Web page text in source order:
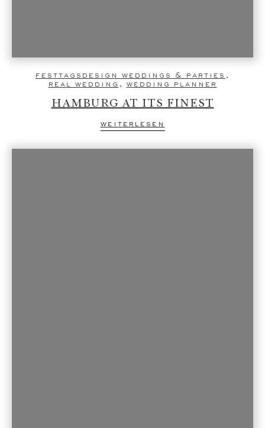
festtagsdesign weddings & parties
,
real wedding
, wedding planner
HAMBURG AT ITS FINEST
weiterlesen